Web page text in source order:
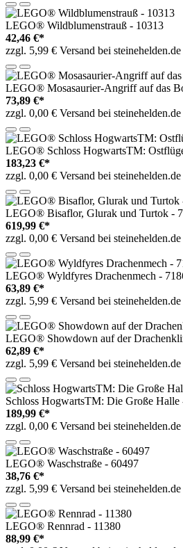
LEGO® Wildblumenstrauß - 10313
42,46 €*
zzgl. 5,99 € Versand bei steinehelden.de
LEGO® Mosasaurier-Angriff auf das
73,89 €*
zzgl. 0,00 € Versand bei steinehelden.de
LEGO® Schloss HogwartsTM:
183,23 €*
zzgl. 0,00 € Versand bei steinehelden.de
LEGO® Bisaflor, Glurak und Turtok -
619,99 €*
zzgl. 0,00 € Versand bei steinehelden.de
LEGO® Wyldfyres Drachenmech -
63,89 €*
zzgl. 5,99 € Versand bei steinehelden.de
LEGO® Showdown auf der
62,89 €*
zzgl. 5,99 € Versand bei steinehelden.de
Schloss HogwartsTM: Die Große Halle
189,99 €*
zzgl. 0,00 € Versand bei steinehelden.de
LEGO® Waschstraße - 60497
38,76 €*
zzgl. 5,99 € Versand bei steinehelden.de
LEGO® Rennrad - 11380
88,99 €*